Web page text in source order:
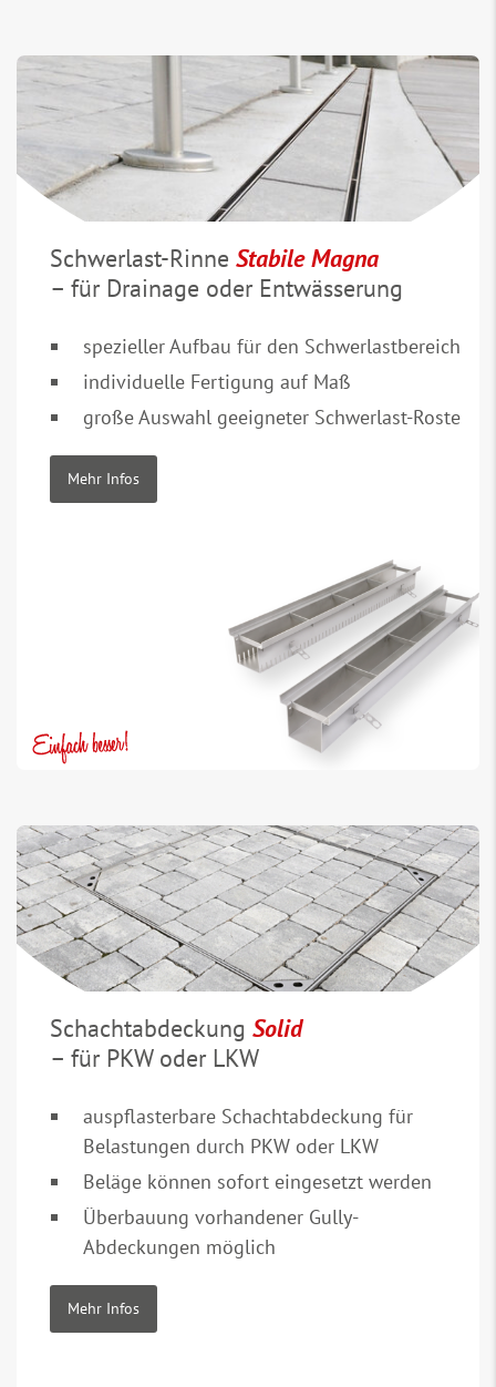
Schwerlast-Rinne Stabile Magna
– für Drainage oder Entwässerung
spezieller Aufbau für den Schwerlastbereich
individuelle Fertigung auf Maß
große Auswahl geeigneter Schwerlast-Roste
Mehr Infos
Schachtabdeckung Solid
– für PKW oder LKW
auspflasterbare Schachtabdeckung für
Belastungen durch PKW oder LKW
Beläge können sofort eingesetzt werden
Überbauung vorhandener Gully-
Abdeckungen möglich
Mehr Infos